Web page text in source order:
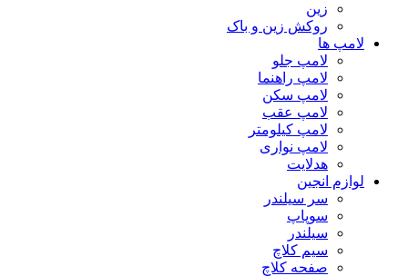
زین
روکش زین و باک
لامپ ها
لامپ جلو
لامپ راهنما
لامپ سکن
لامپ عقب
لامپ کیلومتر
لامپ نواری
هدلایت
لوازم انجین
سر سیلندر
سوپاپ
سیلندر
سیم کلاچ
صفحه کلاچ